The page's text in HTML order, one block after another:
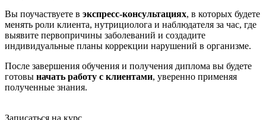
Вы поучаствуете в экспресс-консультациях, в которых будете
менять роли клиента, нутрициолога и наблюдателя за час, где
выявите первопричины заболеваний и создадите
индивидуальные планы коррекции нарушений в организме.
После завершения обучения и получения диплома вы будете
готовы начать работу с клиентами, уверенно применяя
полученные знания.